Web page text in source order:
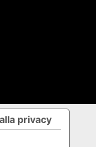
privacy